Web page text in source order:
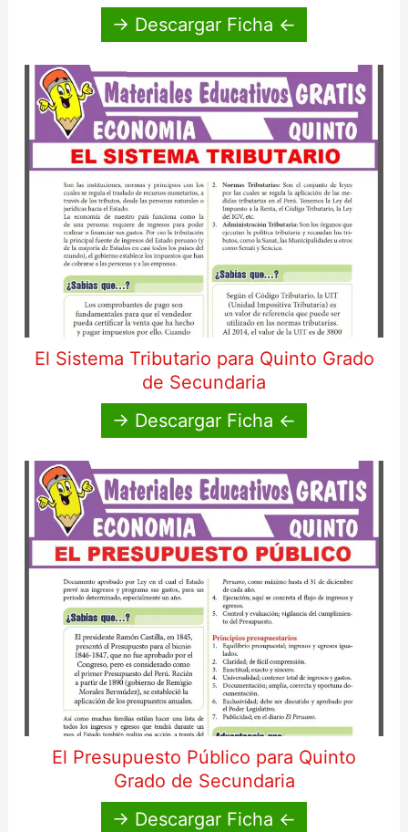
→ Descargar Ficha ←
El Sistema Tributario para Quinto Grado
de Secundaria
→ Descargar Ficha ←
El Presupuesto Público para Quinto
Grado de Secundaria
→ Descargar Ficha ←